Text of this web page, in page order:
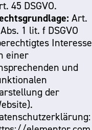
45 DSGVO.
Art.
1 lit. f DSGVO
Interesse
einer
und
der